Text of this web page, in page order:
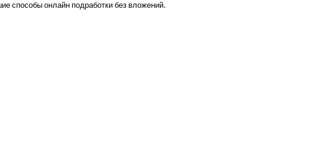
способы онлайн подработки без вложений.